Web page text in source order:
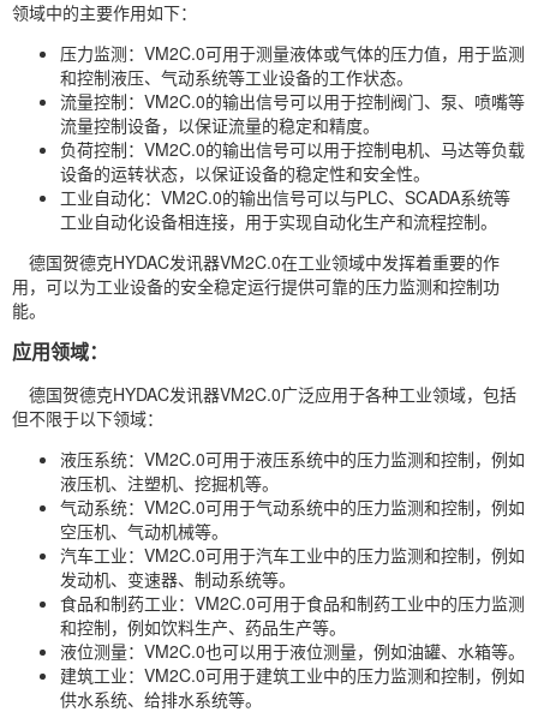
领域中的主要作用如下：
压力监测：VM2C.0可用于测量液体或气体的压力值，用于监测
和控制液压、气动系统等工业设备的工作状态。
流量控制：VM2C.0的输出信号可以用于控制阀门、泵、喷嘴等
流量控制设备，以保证流量的稳定和精度。
负荷控制：VM2C.0的输出信号可以用于控制电机、 马达等负载
设备的运转状态，以保证设备的稳定性和安全性。
工业自动化：VM2C.0的输出信号可以与PLC、SCADA系统等
工业自动化设备相连接，用于实现自动化生产和流程控制。
德国贺德克HYDAC发讯器VM2C.0在工业领域中发挥着重要的作
用，可以为工业设备的安全稳定运行提供可靠的压力监测和控制功
能。
应用领域：
德国贺德克HYDAC发讯器VM2C.0广泛应用于各种工业领域，包括
但不限于以下领域：
液压系统：VM2C.0可用于液压系统中的压力监测和控制，例如
液压机、注塑机、挖掘机等。
气动系统：VM2C.0可用于气动系统中的压力监测和控制，例如
空压机、气动机械等。
汽车工业：VM2C.0可用于汽车工业中的压力监测和控制，例如
发动机、变速器、制动系统等。
食品和制药工业：VM2C.0可用于食品和制药工业中的压力监测
和控制，例如饮料生产、药品生产等。
液位测量：VM2C.0也可以用于液位测量，例如油罐、水箱等。
建筑工业：VM2C.0可用于建筑工业中的压力监测和控制，例如
供水系统、给排水系统等。